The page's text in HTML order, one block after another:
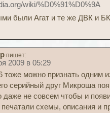
wiki/%D0%91%D0%9A
были Агат и те же ДВК и
пишет:
2009 в 05:29
тоже можно признать одним
серийный друг Микроша
даже не совсем чтобы и
схемы, описания и